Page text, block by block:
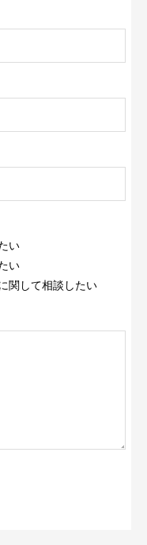
い
い
関して相談したい